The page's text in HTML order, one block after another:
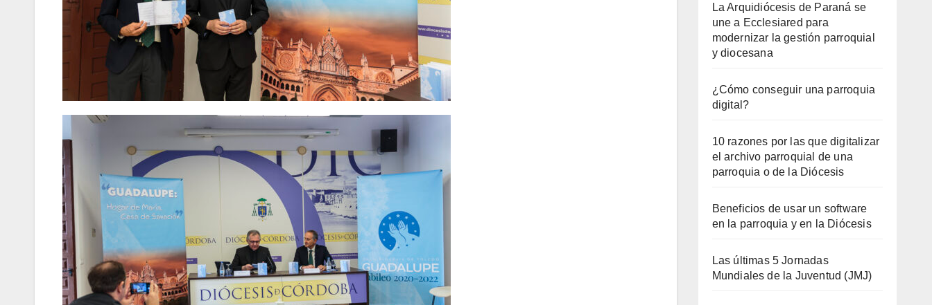
La Arquidiócesis de Paraná se
une a Ecclesiared para
modernizar la gestión parroquial
y diocesana
¿Cómo conseguir una parroquia
digital?
10 razones por las que digitalizar
el archivo parroquial de una
parroquia o de la Diócesis
Beneficios de usar un software
en la parroquia y en la Diócesis
Las últimas 5 Jornadas
Mundiales de la Juventud (JMJ)